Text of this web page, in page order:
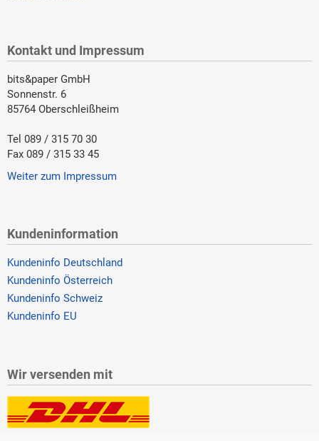
Kontakt und Impressum
bits&paper GmbH
Sonnenstr. 6
85764 Oberschleißheim
Tel 089 / 315 70 30
Fax 089 / 315 33 45
Weiter zum Impressum
Kundeninformation
Kundeninfo Deutschland
Kundeninfo Österreich
Kundeninfo Schweiz
Kundeninfo EU
Wir versenden mit